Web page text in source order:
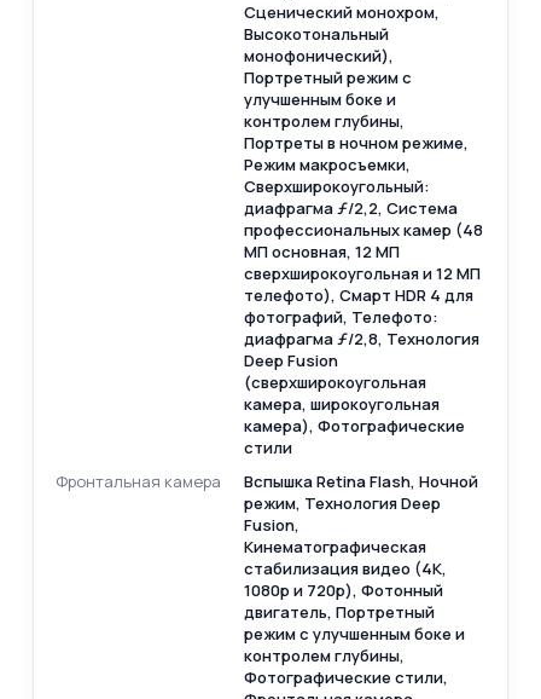
Сценический монохром,
Высокотональный
монофонический),
Портретный режим с
улучшенным боке и
контролем глубины,
Портреты в ночном режиме,
Режим макросъемки,
Сверхширокоугольный:
диафрагма ƒ/2,2, Система
профессиональных камер (48
МП основная, 12 МП
сверхширокоугольная и 12 МП
телефото), Смарт HDR 4 для
фотографий, Телефото:
диафрагма ƒ/2,8, Технология
Deep Fusion
(сверхширокоугольная
камера, широкоугольная
камера), Фотографические
стили
Фронтальная камера
Вспышка Retina Flash, Ночной
режим, Технология Deep
Fusion,
Кинематографическая
стабилизация видео (4K,
1080p и 720p), Фотонный
двигатель, Портретный
режим с улучшенным боке и
контролем глубины,
Фотографические стили,